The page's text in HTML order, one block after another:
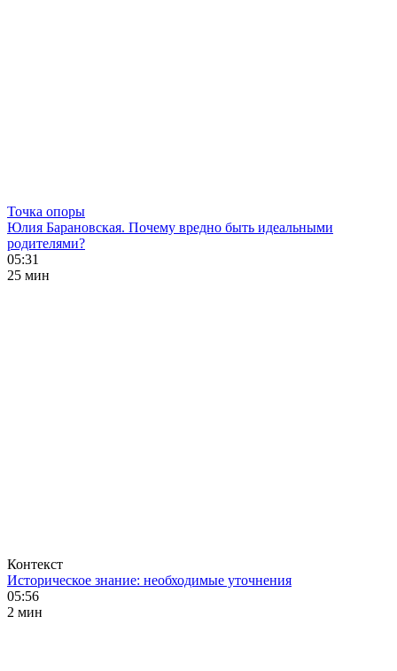
Точка опоры
Юлия Барановская. Почему вредно быть идеальными
родителями?
05:31
25 мин
Контекст
Историческое знание: необходимые уточнения
05:56
2 мин